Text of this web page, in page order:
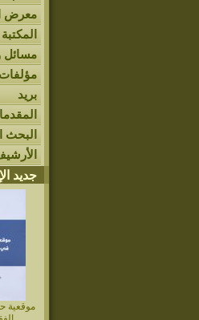
معرض
مسائل
مؤلفات
بريد
البحث
جديد
موقعية